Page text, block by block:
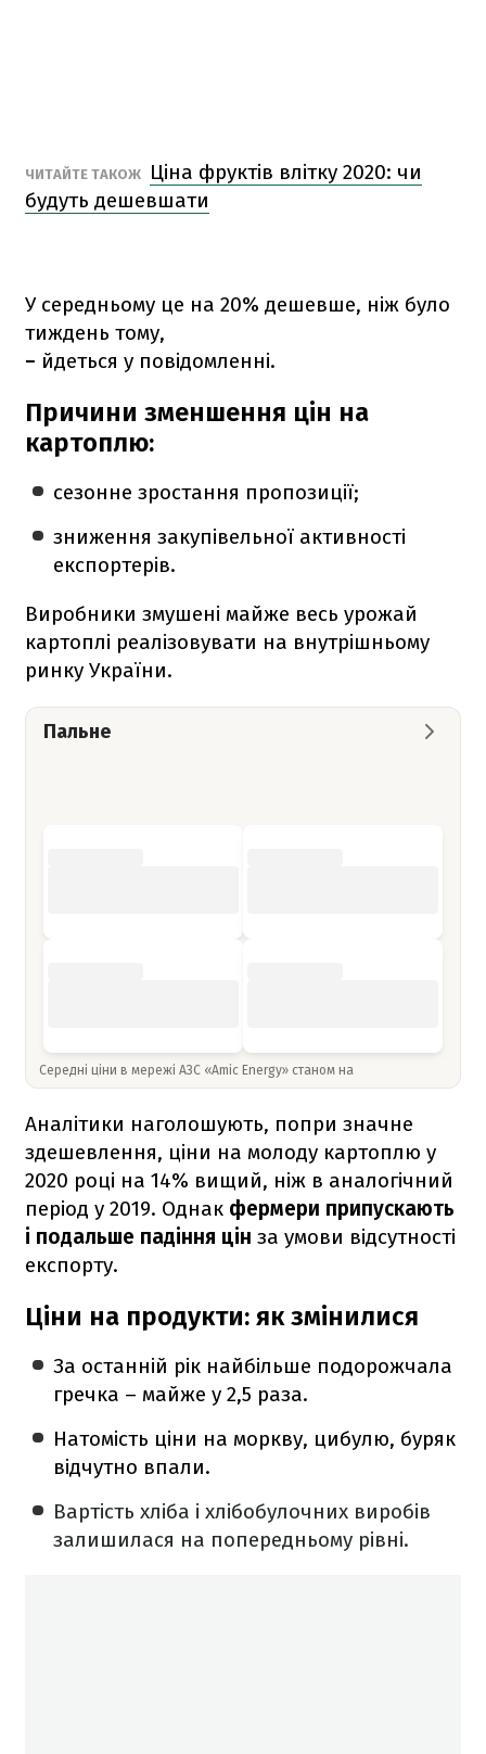
ЧИТАЙТЕ ТАКОЖ
Ціна фруктів влітку 2020: чи
будуть дешевшати
У середньому це на 20% дешевше, ніж було
тиждень тому,
− йдеться у повідомленні.
Причини зменшення цін на
картоплю:
сезонне зростання пропозиції;
зниження закупівельної активності
експортерів.
Виробники змушені майже весь урожай
картоплі реалізовувати на внутрішньому
ринку України.
Пальне
Середні ціни в мережі АЗС «Amic Energy» станом на
Аналітики наголошують, попри значне
здешевлення, ціни на молоду картоплю у
2020 році на 14% вищий, ніж в аналогічний
період у 2019. Однак фермери припускають
і подальше падіння цін за умови відсутності
експорту.
Ціни на продукти: як змінилися
За останній рік найбільше подорожчала
гречка – майже у 2,5 раза.
Натомість ціни на моркву, цибулю, буряк
відчутно впали.
Вартість хліба і хлібобулочних виробів
залишилася на попередньому рівні.